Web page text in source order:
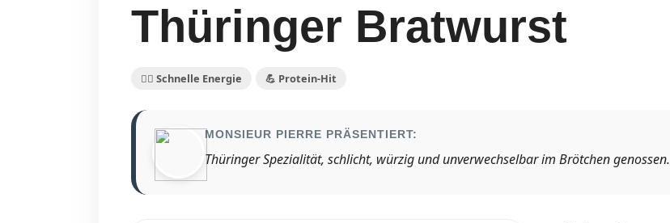
Thüringer Bratwurst
🏃‍♀️ Schnelle Energie 💪 Protein-Hit
MONSIEUR PIERRE PRÄSENTIERT:
Thüringer Spezialität, schlicht, würzig und unverwechselbar im Brötchen genossen.